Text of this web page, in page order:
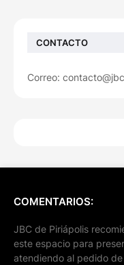
CONTACTO
Correo:
COMENTARIOS:
JBC de Piriápolis
este espacio para
atendiendo al pedido